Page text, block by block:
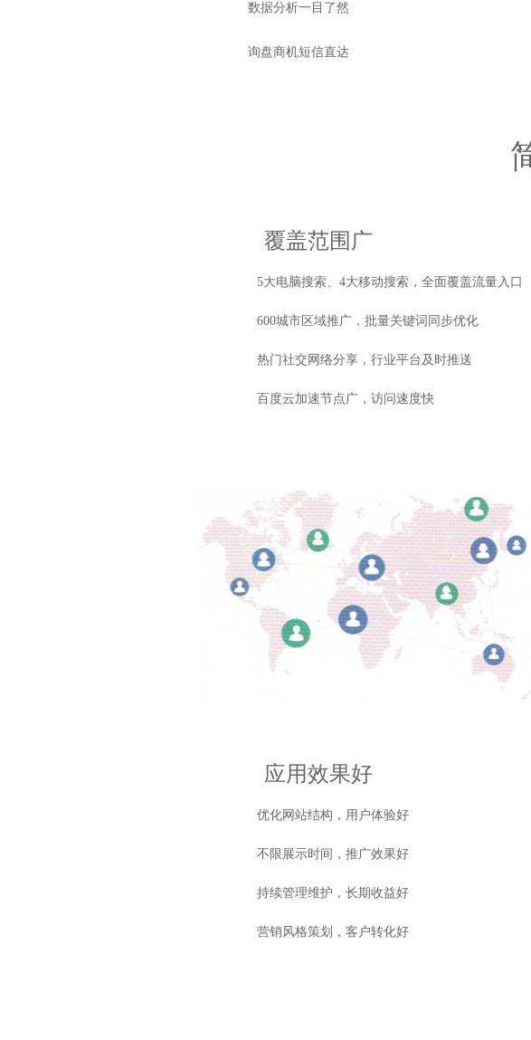
数据分析一目了然
询盘商机短信直达
覆盖范围广
5大电脑搜索、4大移动搜索，全面覆盖流量入口
600城市区域推广，批量关键词同步优化
热门社交网络分享，行业平台及时推送
百度云加速节点广，访问速度快
应用效果好
优化网站结构，用户体验好
不限展示时间，推广效果好
持续管理维护，长期收益好
营销风格策划，客户转化好